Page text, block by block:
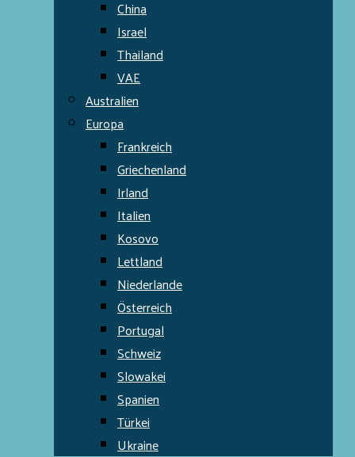
China
Israel
Thailand
VAE
Australien
Europa
Frankreich
Griechenland
Irland
Italien
Kosovo
Lettland
Niederlande
Österreich
Portugal
Schweiz
Slowakei
Spanien
Türkei
Ukraine